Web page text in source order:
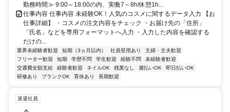
勤務時間≫ 9:00～18:00の内、実働7～8h/休憩1h...
仕事内容 仕事内容 未経験OK！人気のコスメに関するデータ入力 【お
仕事詳細】 ・コスメの注文内容をチェック ・お届け先の「住所」
「氏名」などを専用フォーマットへ入力 ・入力した内容を確認する
だけの...
業界未経験者歓迎 短期（3ヵ月以内） 社員登用あり
主婦・主夫歓迎
フリーター歓迎
短期 学歴不問 学生歓迎 経験不問
未経験者歓迎
交通費全額支給
経験者歓迎 ネイルOK 残業なし 週払いOK
即日払いOK
研修あり
ブランクOK 育休あり 長期歓迎
派遣社員